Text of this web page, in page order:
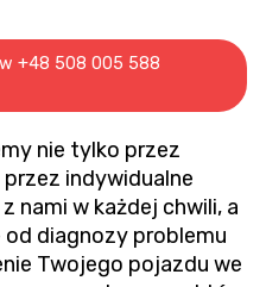
+48 508 005 588
nie tylko przez
indywidualne
nami w każdej chwili, a
diagnozy problemu
Twojego pojazdu we